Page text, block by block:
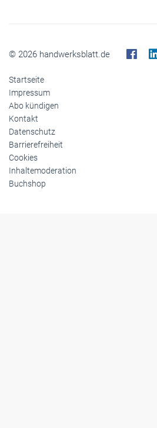
© 2026 handwerksblatt.de
Startseite
Impressum
Abo kündigen
Kontakt
Datenschutz
Barrierefreiheit
Cookies
Inhaltemoderation
Buchshop